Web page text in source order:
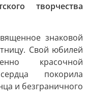
творчества
знаковой
Свой юбилей
красочной
покорила
и безграничного